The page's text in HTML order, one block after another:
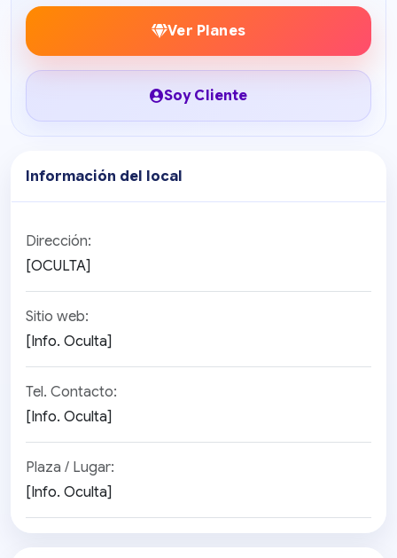
Ver Planes
Soy Cliente
Información del local
Dirección:
[OCULTA]
Sitio web:
[Info. Oculta]
Tel. Contacto:
[Info. Oculta]
Plaza / Lugar:
[Info. Oculta]